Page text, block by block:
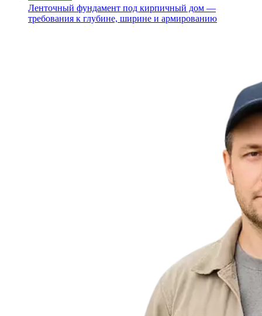
Ленточный фундамент под кирпичный дом —
требования к глубине, ширине и армированию